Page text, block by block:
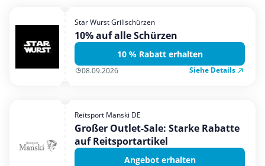
Mobilfunk & Internet
Mode & Accessoires
Shopping
Urlaub & Reise
Star Wurst Grillschürzen
10% auf alle Schürzen
10 % Rabatt erhalten
08.09.2026 Siehe Details
Reitsport Manski DE
Großer Outlet-Sale: Starke Rabatte
auf Reitsportartikel
Angebot erhalten